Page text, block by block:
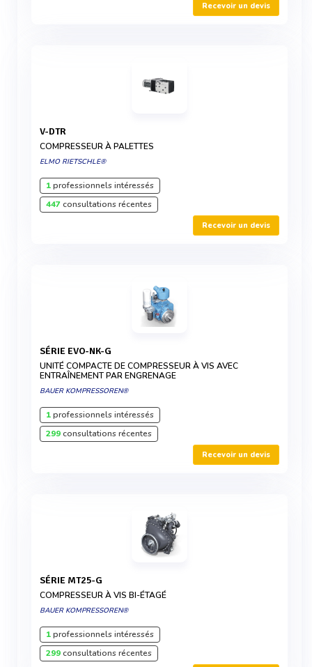
Recevoir un devis
V-DTR
COMPRESSEUR À PALETTES
ELMO RIETSCHLE®
1professionnels intéressés
447consultations récentes
Recevoir un devis
SÉRIE EVO-NK-G
UNITÉ COMPACTE DE COMPRESSEUR À VIS AVEC
ENTRAÎNEMENT PAR ENGRENAGE
BAUER KOMPRESSOREN®
1professionnels intéressés
299consultations récentes
Recevoir un devis
SÉRIE MT25-G
COMPRESSEUR À VIS BI-ÉTAGÉ
BAUER KOMPRESSOREN®
1professionnels intéressés
299consultations récentes